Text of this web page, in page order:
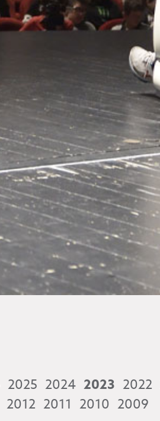
2025 2024 2023 2022
2012 2011 2010 2009